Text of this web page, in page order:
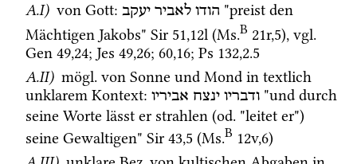
A.I) von Gott: הודו לאביר יעקב
"preist den
Mächtigen Jakobs" Sir 51,12l (Ms.B 21r,5), vgl.
Gen 49,24; Jes 49,26; 60,16; Ps 132,2.5
A.II) mögl. von Sonne und Mond in textlich
unklarem Kontext: ודבריו ינצח אביריו
"und durch
seine Worte lässt er strahlen (od. "leitet er")
seine Gewaltigen" Sir 43,5 (Ms.B 12v,6)